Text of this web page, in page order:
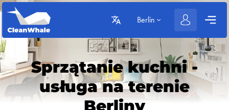
Berlin
Sprzątanie kuchni -
usługa na terenie
Berliny